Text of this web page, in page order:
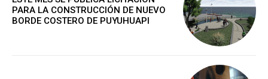
PARA LA CONSTRUCCIÓN DE NUEVO
BORDE COSTERO DE PUYUHUAPI